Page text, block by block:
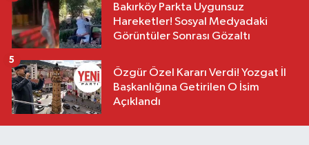
Bakırköy Parkta Uygunsuz
Hareketler! Sosyal Medyadaki
Görüntüler Sonrası Gözaltı
Özgür Özel Kararı Verdi! Yozgat İl
Başkanlığına Getirilen O İsim
Açıklandı
5